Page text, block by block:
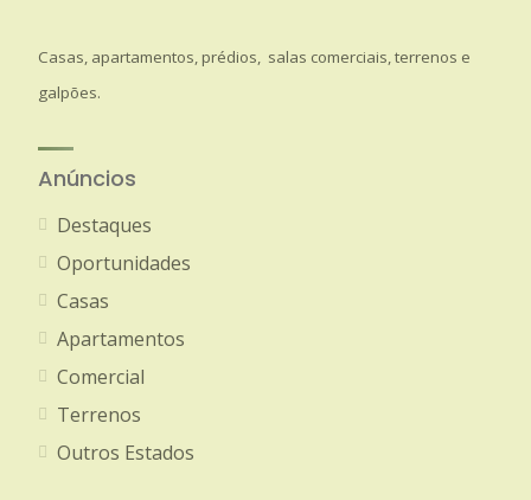
Casas, apartamentos, prédios, salas comerciais, terrenos e
galpões.
Anúncios
Destaques
Oportunidades
Casas
Apartamentos
Comercial
Terrenos
Outros Estados